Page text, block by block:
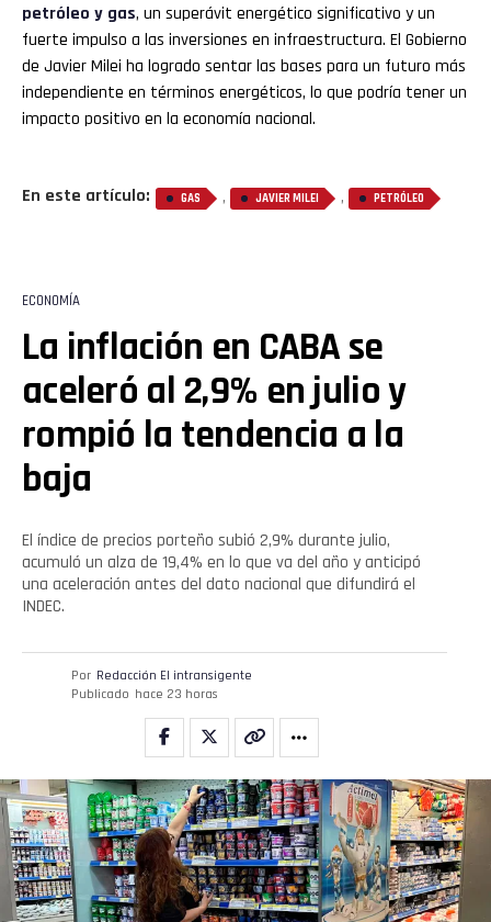
petróleo y gas, un superávit energético significativo y un
fuerte impulso a las inversiones en infraestructura. El Gobierno
de Javier Milei ha logrado sentar las bases para un futuro más
independiente en términos energéticos, lo que podría tener un
impacto positivo en la economía nacional.
En este artículo: GAS , JAVIER MILEI , PETRÓLEO
ECONOMÍA
La inflación en CABA se
aceleró al 2,9% en julio y
rompió la tendencia a la
baja
El índice de precios porteño subió 2,9% durante julio,
acumuló un alza de 19,4% en lo que va del año y anticipó
una aceleración antes del dato nacional que difundirá el
INDEC.
Por Redacción El intransigente
Publicado hace 23 horas
Reddit
Pinterest